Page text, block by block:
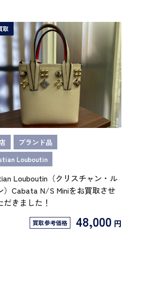
取
ブランド品
Louboutin
Louboutin（クリスチャン・ル
）Cabata N/S Miniをお買取させ
だきました！
買取参考価格 48,000 円